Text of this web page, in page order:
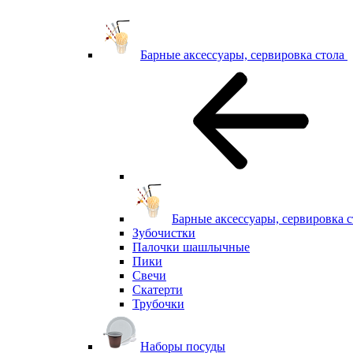
Барные аксессуары, сервировка стола
Барные аксессуары, сервировка
Зубочистки
Палочки шашлычные
Пики
Свечи
Скатерти
Трубочки
Наборы посуды